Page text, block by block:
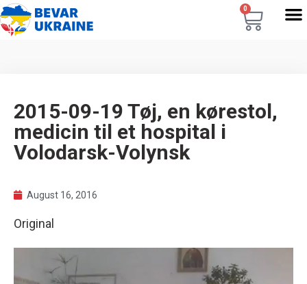
0
2015-09-19 Tøj, en kørestol,
medicin til et hospital i
Volodarsk-Volynsk
August 16, 2016
Original